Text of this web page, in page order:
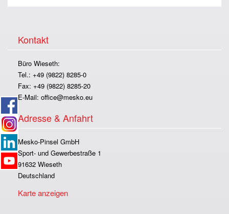
Kontakt
Büro Wieseth:
Tel.: +49 (9822) 8285-0
Fax: +49 (9822) 8285-20
E-Mail: office@mesko.eu
Adresse & Anfahrt
Mesko-Pinsel GmbH
Sport- und Gewerbestraße 1
91632 Wieseth
Deutschland
Karte anzeigen